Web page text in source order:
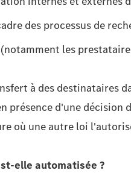
des processus de
les
à des destinataires
présence d'une décision
où une autre loi
elle automatisée ?